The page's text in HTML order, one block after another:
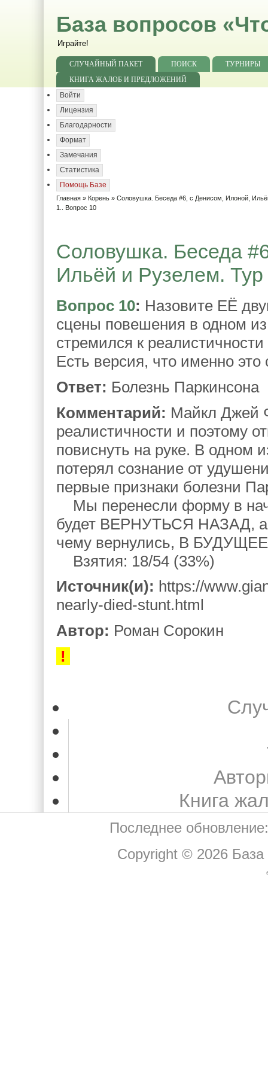
База вопросов
Играйте!
СЛУЧАЙНЫЙ ПАКЕТ ПОИСК
ТУРНИРЫ
КНИГА ЖАЛОБ И ПРЕДЛОЖЕНИЙ
Войти
Лицензия
Благодарности
Формат
Замечания
Статистика
Помощь Базе
Главная » Корень » Соловушка. Беседа #6, с Денисом, Илоной,
1.. Вопрос 10
Соловушка. Беседа
Ильёй и Рузелем.
Вопрос 10: Назовите ЕЁ
сцены повешения в одном из
стремился к
Есть версия, что именно
Ответ: Болезнь Паркинсона
Комментарий: Майкл Джей
реалистичности и поэтому
повиснуть на руке. В одном
потерял сознание от
первые признаки болезни
Мы перенесли форму в
будет ВЕРНУТЬСЯ НАЗАД, а
чему вернулись, В
Взятия: 18/54 (33%)
Источник(и): https://
nearly-died-stunt.html
Автор: Роман Сорокин
!
Книга
Последнее
Copyright © 2026 База